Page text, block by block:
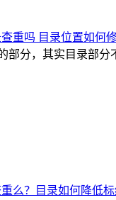
重吗 目录位置如何修
分，其实目录部
么？目录如何降低标